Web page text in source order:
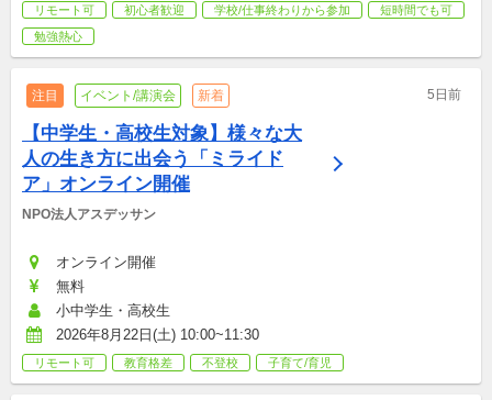
リモート可 初心者歓迎 学校/仕事終わりから参加
短時間でも可
勉強熱心
注目 イベント/講演会 新着 5日前
【中学生・高校生対象】様々な大
人の生き方に出会う「ミライド
ア」オンライン開催
NPO法人アスデッサン
オンライン開催
無料
小中学生・高校生
2026年8月22日(土) 10:00~11:30
リモート可 教育格差 不登校 子育て/育児